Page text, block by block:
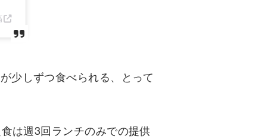
少しずつ食べられる、とって
は週3回ランチのみでの提供